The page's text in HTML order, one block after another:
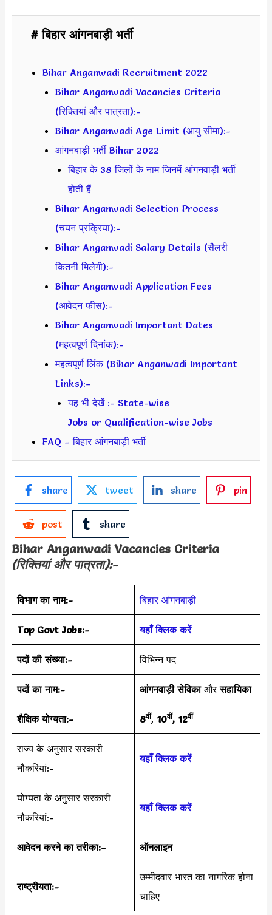
# बिहार आंगनबाड़ी भर्ती
Bihar Anganwadi Recruitment 2022
Bihar Anganwadi Vacancies Criteria
(रिक्तियां और पात्रता):-
Bihar Anganwadi Age Limit (आयु सीमा):-
आंगनबाड़ी भर्ती Bihar 2022
बिहार के 38 जिलों के नाम जिनमें आंगनवाड़ी भर्ती
होती हैं
Bihar Anganwadi Selection Process
(चयन प्रक्रिया):-
Bihar Anganwadi Salary Details (सैलरी
कितनी मिलेगी):-
Bihar Anganwadi Application Fees
(आवेदन फीस):-
Bihar Anganwadi Important Dates
(महत्वपूर्ण दिनांक):-
महत्वपूर्ण लिंक (Bihar Anganwadi Important
Links):–
यह भी देखें :- State-wise
Jobs or Qualification-wise Jobs
FAQ – बिहार आंगनबाड़ी भर्ती
share tweet share pin
post share
Bihar Anganwadi Vacancies Criteria
(रिक्तियां और पात्रता):-
विभाग का नाम:- बिहार आंगनबाड़ी
Top Govt Jobs:- यहाँ क्लिक करें
पदों की संख्या:- विभिन्न पद
पदों का नाम:- आंगनवाड़ीसेविकाऔर सहायिका
शैक्षिक योग्यता:- 8वीं, 10वीं, 12वीं
राज्य के अनुसार सरकारी
नौकरियां:-
यहाँ क्लिक करें
योग्यता के अनुसार सरकारी
नौकरियां:-
यहाँ क्लिक करें
आवेदन करने का तरीका:– ऑनलाइन
राष्ट्रीयता:-
उम्मीदवार भारत का नागरिक होना
चाहिए